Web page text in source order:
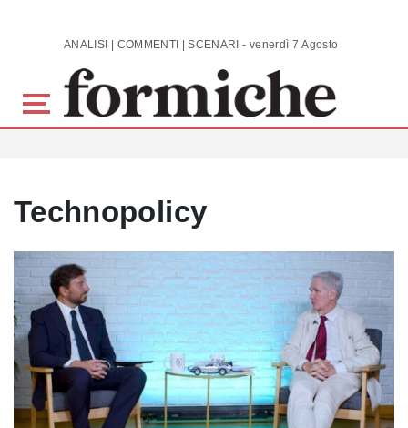
Skip to main content ANALISI | COMMENTI | SCENARI - venerdì 7 Agosto 2026
Technopolicy